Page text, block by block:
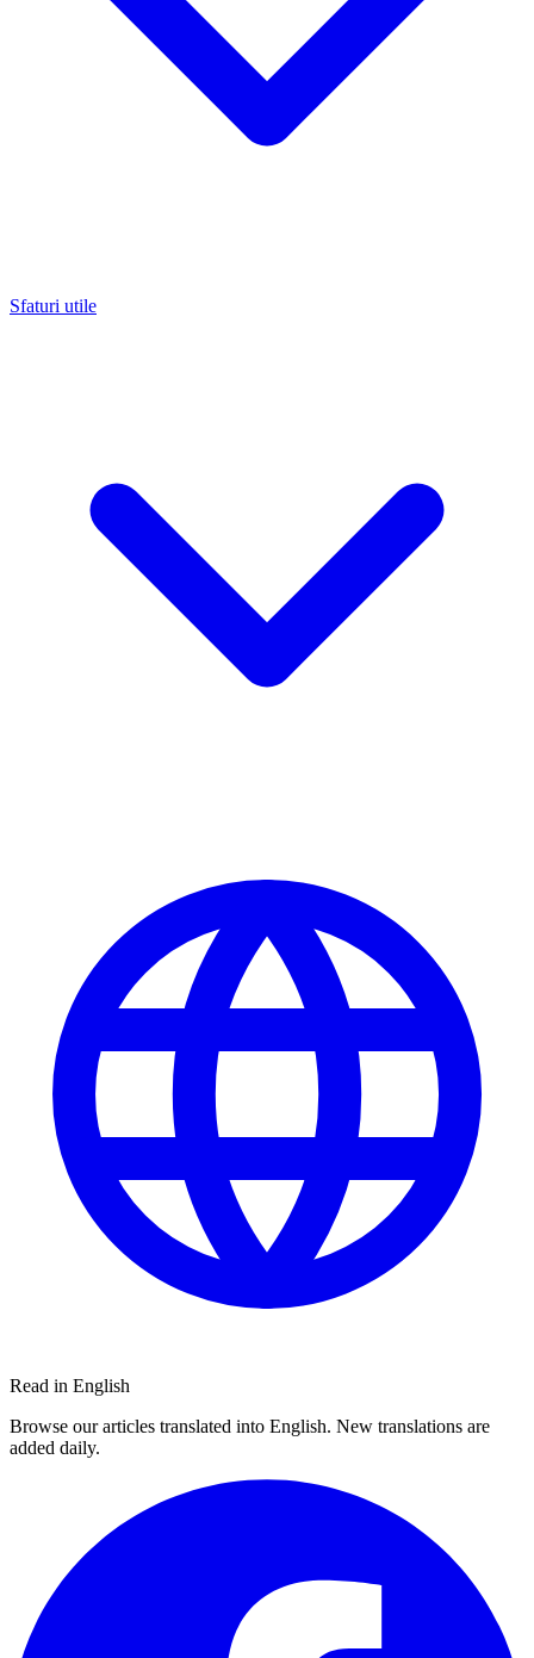
Sfaturi utile
Read in English
Browse our articles translated into English. New translations are
added daily.